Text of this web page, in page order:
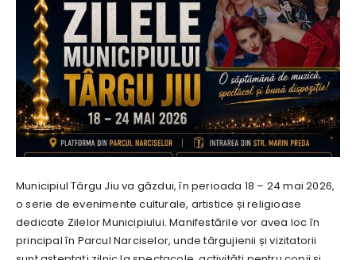
Municipiul Târgu Jiu va găzdui, în perioada 18 – 24 mai 2026,
o serie de evenimente culturale, artistice și religioase
dedicate Zilelor Municipiului. Manifestările vor avea loc în
principal în Parcul Narciselor, unde târgujienii și vizitatorii